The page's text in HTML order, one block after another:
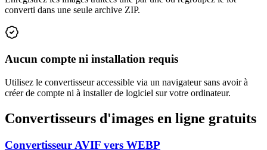
converti dans une seule archive ZIP.
Aucun compte ni installation requis
Utilisez le convertisseur accessible via un navigateur sans avoir à
créer de compte ni à installer de logiciel sur votre ordinateur.
Convertisseurs d'images en ligne gratuits
Convertisseur AVIF vers WEBP